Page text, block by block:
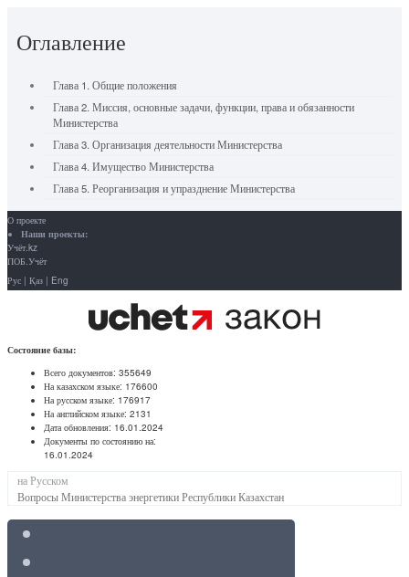
Оглавление
Глава 1. Общие положения
Глава 2. Миссия, основные задачи, функции, права и обязанности
Министерства
Глава 3. Организация деятельности Министерства
Глава 4. Имущество Министерства
Глава 5. Реорганизация и упразднение Министерства
О проекте
Наши проекты:
Учёт.kz
ПОБ.Учёт
Рус | Қаз | Eng
Состояние базы:
Всего документов: 355649
На казахском языке: 176600
На русском языке: 176917
На английском языке: 2131
Дата обновления: 16.01.2024
Документы по состоянию на:
16.01.2024
на Русском
Вопросы Министерства энергетики Республики Казахстан